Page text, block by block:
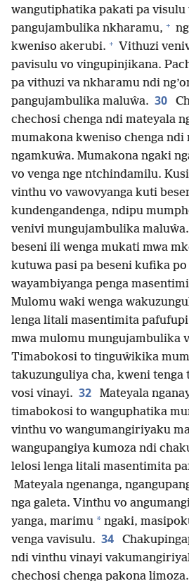
wangutiphatika pakati pa
pangujambulika nkharamu, +
kweniso akerubi. + Vithuzi
pavisulu vo vingupinjikana.
pa vithuzi va nkharamu ndi
pangujambulika maluŵa. 30
chechosi chenga ndi mateyala
mumakona kweniso chenga
ngamkuŵa. Mumakona ngaki
vo venga nge ntchindamilu.
vinthu vo vawovyanga kuti
kundengandenga, ndipu
venivi mungujambulika maluŵa.
beseni ili wenga mukati mwa
kutuwa pasi pa beseni kufika
wayambiyanga penga
Mulomu waki wenga
lenga litali masentimita pafufupi
mwa mulomu mungujambulika
Timabokosi to tinguŵikika
takuzunguliya cha, kweni tenga
vosi vinayi. 32
Mateyala
timabokosi to wanguphatika
vinthu vo wangumangiriyaku
wangupangiya kumoza ndi
lelosi lenga litali masentimita
Mateyala ngenanga,
nga galeta. Vinthu vo
yanga, marimu * ngaki,
venga vavisulu. 34
ndi vinthu vinayi
chechosi chenga pakona